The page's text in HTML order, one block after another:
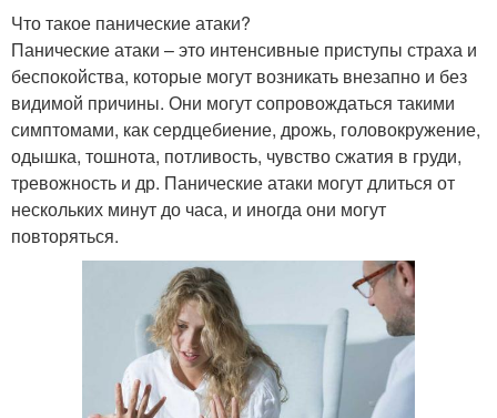
Что такое панические атаки?
Панические атаки – это интенсивные приступы страха и
беспокойства, которые могут возникать внезапно и без
видимой причины. Они могут сопровождаться такими
симптомами, как сердцебиение, дрожь, головокружение,
одышка, тошнота, потливость, чувство сжатия в груди,
тревожность и др. Панические атаки могут длиться от
нескольких минут до часа, и иногда они могут
повторяться.